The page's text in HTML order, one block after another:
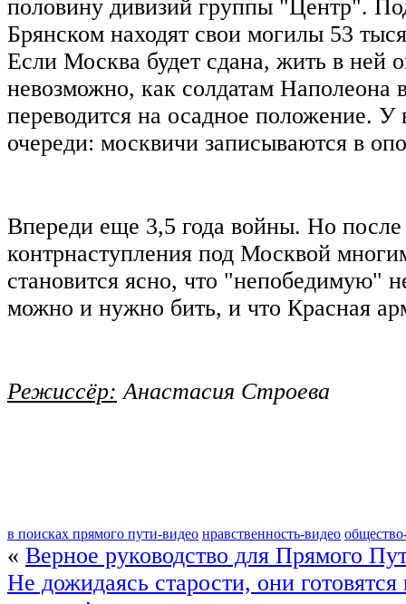
половину дивизий группы "Центр".
Брянском находят свои могилы 53
Если Москва будет сдана, жить в ней
невозможно, как солдатам Наполеона
переводится на осадное положение.
очереди: москвичи записываются в
Впереди еще 3,5 года войны. Но после
контрнаступления под Москвой
становится ясно, что "непобедимую"
можно и нужно бить, и что Красная
Режиссёр: Анастасия Строева
в поисках прямого пути-видео нравственность-видео
« Верное руководство для Прямого
Не дожидаясь старости, они готовятся